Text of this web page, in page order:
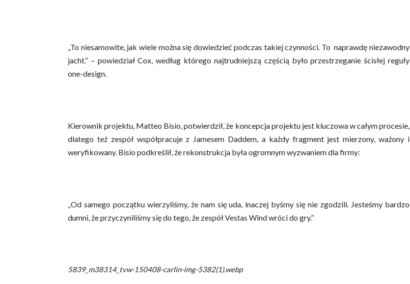
„To niesamowite, jak wiele można się dowiedzieć podczas takiej czynności. To naprawdę niezawodny
jacht.” – powiedział Cox, według którego najtrudniejszą częścią było przestrzeganie ścisłej reguły
one-design.
Kierownik projektu, Matteo Bisio, potwierdził, że koncepcja projektu jest kluczowa w całym procesie,
dlatego też zespół współpracuje z Jamesem Daddem, a każdy fragment jest mierzony, ważony i
weryfikowany. Bisio podkreślił, że rekonstrukcja była ogromnym wyzwaniem dla firmy:
„Od samego początku wierzyliśmy, że nam się uda, inaczej byśmy się nie zgodzili. Jesteśmy bardzo
dumni, że przyczyniliśmy się do tego, że zespół Vestas Wind wróci do gry.”
5839_m38314_tvw-150408-carlin-img-5382(1).webp